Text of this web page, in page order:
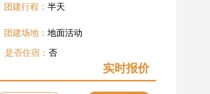
团建场地： 地面活动
团建行程： 半天
实时报价
是否住宿： 否